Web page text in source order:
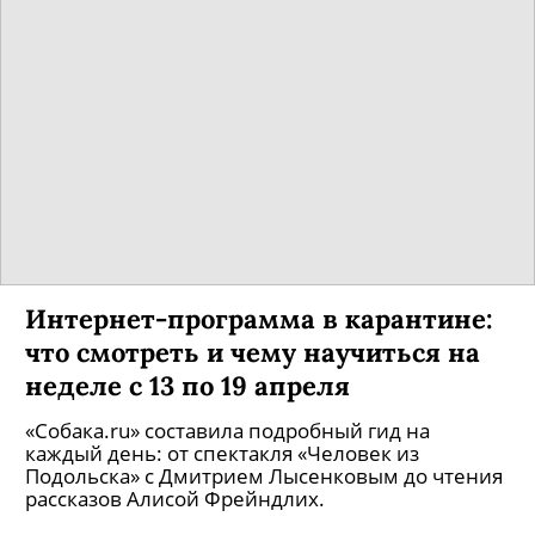
Интернет-программа в карантине:
что смотреть и чему научиться на
неделе с 13 по 19 апреля
«Собака.ru» составила подробный гид на
каждый день: от спектакля «Человек из
Подольска» с Дмитрием Лысенковым до чтения
рассказов Алисой Фрейндлих.